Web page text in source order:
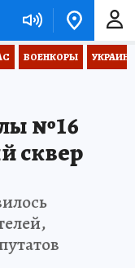
ВОЕНКОРЫ
№16
сквер